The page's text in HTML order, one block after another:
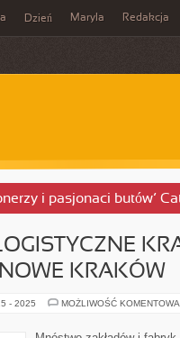
Dzień Maryla Redakcja
i pasjonaci butów’
KRAKÓW
- 2025 MOŻLIWOŚĆ